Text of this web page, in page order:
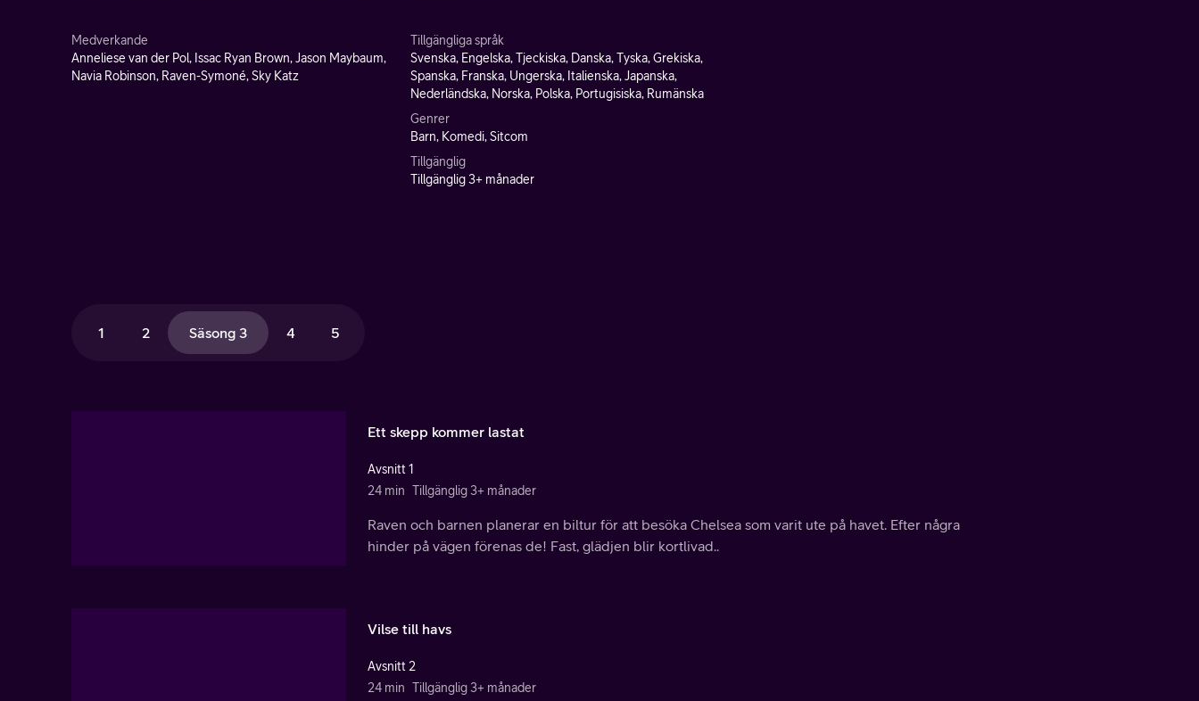
Medverkande
Anneliese van der Pol, Issac Ryan Brown, Jason Maybaum,
Navia Robinson, Raven-Symoné, Sky Katz
Tillgängliga språk
Svenska, Engelska, Tjeckiska, Danska, Tyska, Grekiska,
Spanska, Franska, Ungerska, Italienska, Japanska,
Nederländska, Norska, Polska, Portugisiska, Rumänska
Genrer
Barn, Komedi, Sitcom
Tillgänglig
Tillgänglig 3+ månader
1 2 Säsong 3 4 5
Ett skepp kommer lastat
Avsnitt 1
24 min Tillgänglig 3+ månader
Raven och barnen planerar en biltur för att besöka Chelsea som varit ute på havet. Efter några
hinder på vägen förenas de! Fast, glädjen blir kortlivad..
Vilse till havs
Avsnitt 2
24 min Tillgänglig 3+ månader